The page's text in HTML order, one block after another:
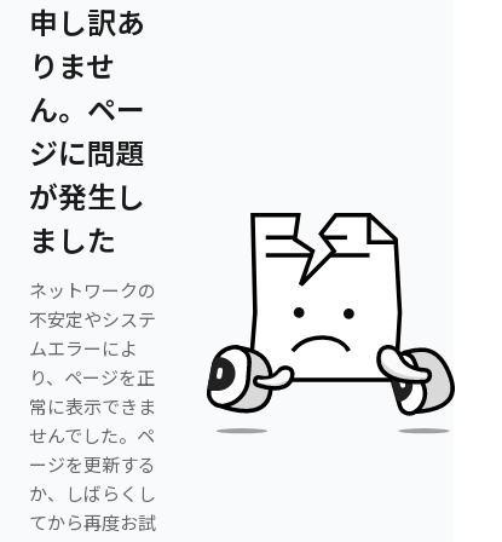
申し訳あ
りませ
ん。ペー
ジに問題
が発生し
ました
ネットワークの
不安定やシステ
ムエラーによ
り、ページを正
常に表示できま
せんでした。ペ
ージを更新する
か、しばらくし
てから再度お試